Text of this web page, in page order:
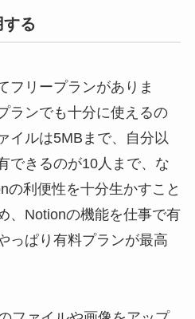
る
フリープランがありま
ランでも十分に使えるの
イルは5MBまで、自分以
できるのが10人まで、な
の利便性を十分生かすこと
、Notionの機能を仕事で有
っぱり有料プランが最高